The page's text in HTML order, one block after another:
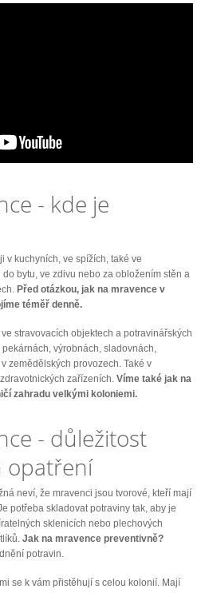
- kde je
v kuchyních, ve spížích, také ve
bytu, ve zdivu nebo za obložením stěn a
Před otázkou, jak na mravence v
téměř denně.
stravovacích objektech a potravinářských
výrobnách, sladovnách,
zemědělských provozech. Také v
zařízeních. Víme také jak na
zahradu velkými koloniemi.
- důležitost
opatření
neví, že mravenci jsou tvorové, kteří mají
potřeba skladovat potraviny tak, aby je
sklenicích nebo plechových
Jak na mravence preventivně?
potravin.
se k vám přistěhují s celou kolonií. Mají